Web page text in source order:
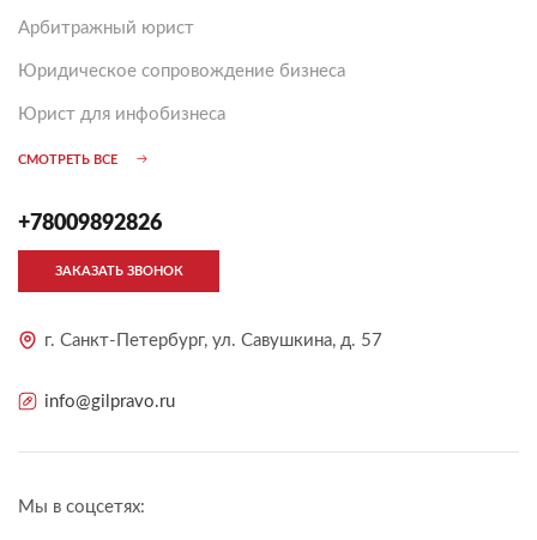
Арбитражный юрист
Юридическое сопровождение бизнеса
Юрист для инфобизнеса
СМОТРЕТЬ ВСЕ
+78009892826
ЗАКАЗАТЬ ЗВОНОК
г. Санкт-Петербург, ул. Савушкина, д. 57
info@gilpravo.ru
Мы в соцсетях: